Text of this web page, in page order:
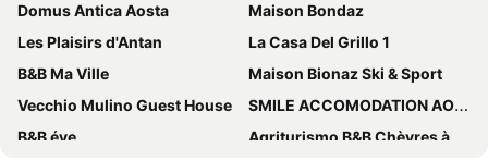
Domus Antica Aosta
Maison Bondaz
Les Plaisirs d'Antan
La Casa Del Grillo 1
B&B Ma Ville
Maison Bionaz Ski & Sport
Vecchio Mulino Guest House
SMILE ACCOMODATION AOSTA
B&B éve
Agriturismo B&B Chèvres à Cheval